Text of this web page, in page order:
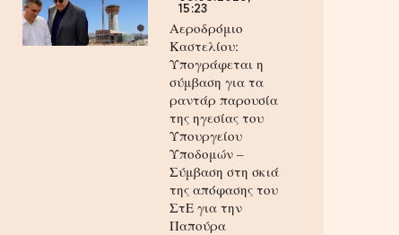
15:23
Αεροδρόμιο
Καστελίου:
Υπογράφεται η
σύμβαση για τα
ραντάρ παρουσία
της ηγεσίας του
Υπουργείου
Υποδομών –
Σύμβαση στη σκιά
της απόφασης του
ΣτΕ για την
Παπούρα